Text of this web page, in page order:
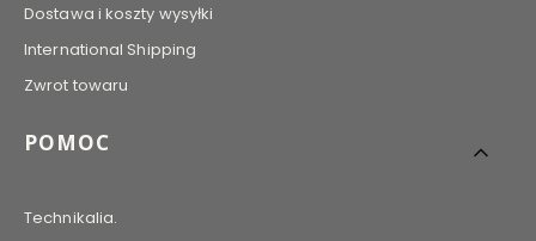
Dostawa i koszty wysyłki
International Shipping
Zwrot towaru
POMOC
Technikalia.